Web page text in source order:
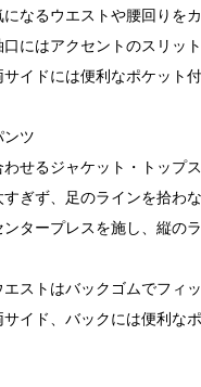
になるウエストや腰回りを
口にはアクセントのスリット
サイドには便利なポケット付
ツ
わせるジャケット・トップ
すぎず、足のラインを拾わ
ンタープレスを施し、縦の
エストはバックゴムでフィ
サイド、バックには便利な